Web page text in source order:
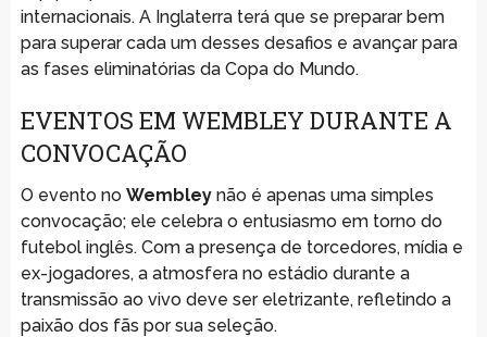
internacionais. A Inglaterra terá que se preparar bem
para superar cada um desses desafios e avançar para
as fases eliminatórias da Copa do Mundo.
EVENTOS EM WEMBLEY DURANTE A
CONVOCAÇÃO
O evento no Wembleynão é apenas uma simples
convocação; ele celebra o entusiasmo em torno do
futebol inglês. Com a presença de torcedores, mídia e
ex-jogadores, a atmosfera no estádio durante a
transmissão ao vivo deve ser eletrizante, refletindo a
paixão dos fãs por sua seleção.